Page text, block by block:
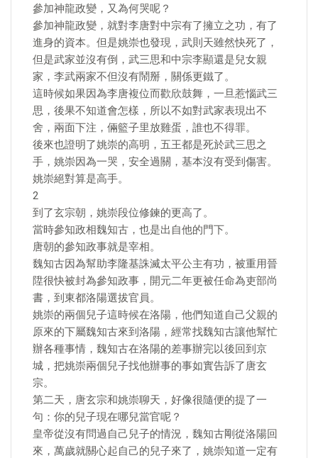
參加神龍政變，又為何哭呢？
參加神龍政變，就對李唐對中宗有了擁立之功，有了
進身的資本。但是姚崇也發現，武則天雖然快死了，
但是武家並沒有倒，武三思和中宗李顯還是兒女親
家，李武兩家不但沒有鬧掰，關係更鐵了。
這時候如果因為李唐複位而歡欣鼓舞，一旦惹惱武三
思，後果不知道會怎樣，所以不如對武家表現出不
舍，兩面下注，倆籃子里放雞蛋，誰也不得罪。
後來也證明了姚崇的高明，五王都是死於武三思之
手，姚崇因為一哭，安全過關，基本沒有受到傷害。
姚崇絕對算是高手。
2
到了玄宗朝，姚崇段位修鍊的更高了。
當時參知政相魏知古，也是出自他的門下。
唐朝的參知政事就是宰相。
魏知古因為幫助李隆基誅滅太平公主有功，被重用晉
陞很快被封為參知政事，開元二年更被任命為吏部尚
書，到東都洛陽選拔官員。
姚崇的兩個兒子這時候在洛陽，他們知道自己父親的
原來的下屬魏知古來到洛陽，經常找魏知古讓他幫忙
辦各種事情，魏知古在洛陽的差事辦完以後回到京
城，把姚崇兩個兒子找他辦事的事如實告訴了唐玄
宗。
第二天，唐玄宗和姚崇聊天，好像很隨便的提了一
句：你的兒子現在哪兒當官呢？
皇帝從沒有問過自己兒子的情況，魏知古剛從洛陽回
來，萬歲就關心起自己的兒子來了，姚崇知道一定有